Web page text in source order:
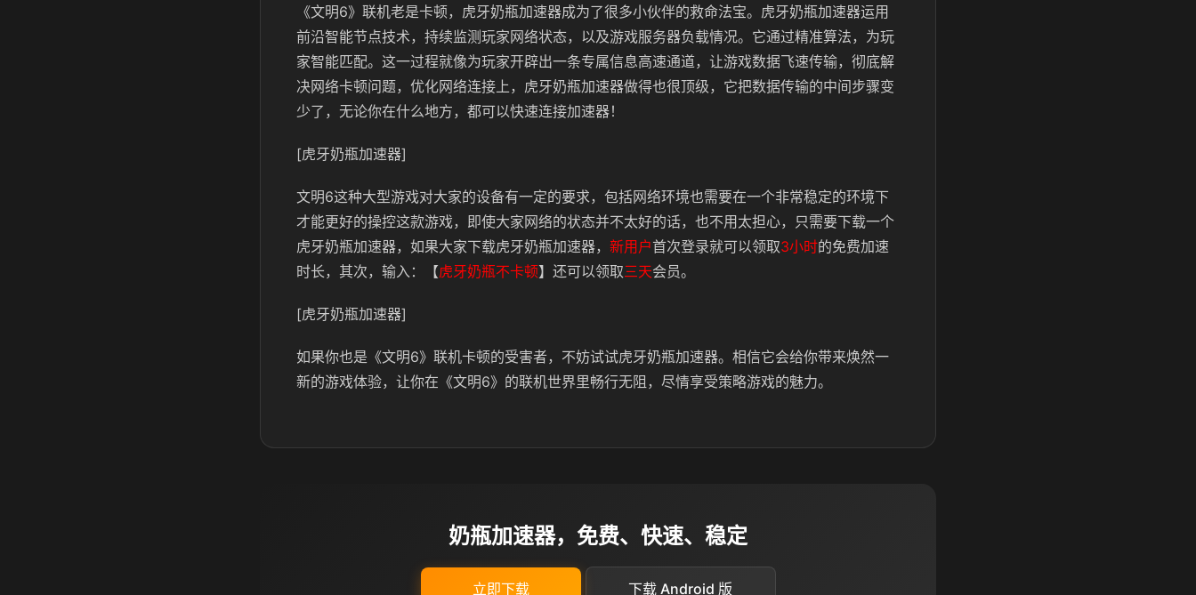
《文明6》联机老是卡顿，虎牙奶瓶加速器成为了很多小伙伴的救命法宝。虎牙奶瓶加速器运用
前沿智能节点技术，持续监测玩家网络状态，以及游戏服务器负载情况。它通过精准算法，为玩
家智能匹配。这一过程就像为玩家开辟出一条专属信息高速通道，让游戏数据飞速传输，彻底解
决网络卡顿问题，优化网络连接上，虎牙奶瓶加速器做得也很顶级，它把数据传输的中间步骤变
少了，无论你在什么地方，都可以快速连接加速器！
[虎牙奶瓶加速器]
文明6这种大型游戏对大家的设备有一定的要求，包括网络环境也需要在一个非常稳定的环境下
才能更好的操控这款游戏，即使大家网络的状态并不太好的话，也不用太担心，只需要下载一个
虎牙奶瓶加速器，如果大家下载虎牙奶瓶加速器， 新用户首次登录就可以领取3小时的免费加速
时长，其次，输入：【虎牙奶瓶不卡顿】还可以领取三天会员。
[虎牙奶瓶加速器]
如果你也是《文明6》联机卡顿的受害者，不妨试试虎牙奶瓶加速器。相信它会给你带来焕然一
新的游戏体验，让你在《文明6》的联机世界里畅行无阻，尽情享受策略游戏的魅力。
奶瓶加速器，免费、快速、稳定
立即下载 下载 Android 版